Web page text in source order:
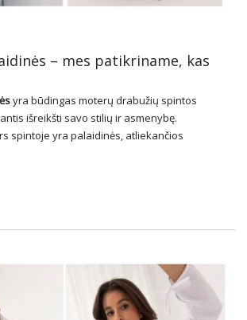
– mes patikriname, kas
yra būdingas moterų drabužių spintos
išreikšti savo stilių ir asmenybę.
spintoje yra palaidinės, atliekančios
ypatingoms progoms. Su įvairiais